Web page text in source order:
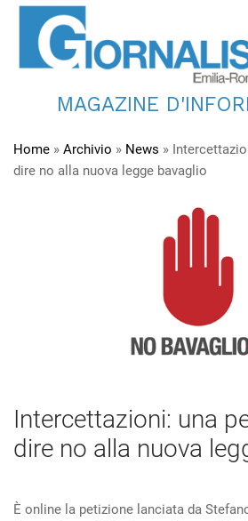
MAGAZINE
Home » Archivio » News »
dire no alla nuova legge bavaglio
Intercettazioni: una
dire no alla nuova
È online la petizione lanciata da